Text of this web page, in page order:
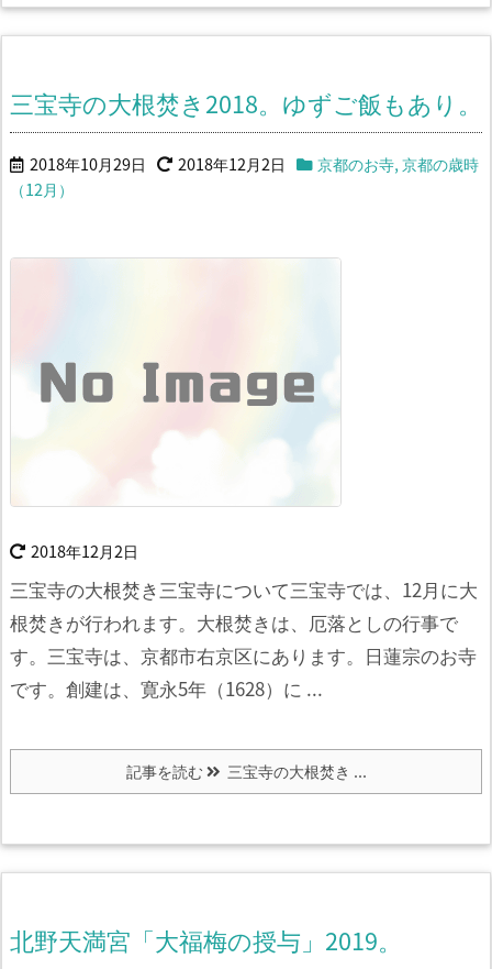
三宝寺の大根焚き2018。ゆずご飯もあり。
2018年10月29日 2018年12月2日 京都のお寺,京都の歳時
（12月）
2018年12月2日
三宝寺の大根焚き三宝寺について三宝寺では、12月に大
根焚きが行われます。 大根焚きは、厄落としの行事で
す。 三宝寺は、京都市右京区にあります。 日蓮宗のお寺
です。 創建は、寛永5年（1628）に ...
記事を読む 三宝寺の大根焚き ...
北野天満宮「大福梅の授与」2019。